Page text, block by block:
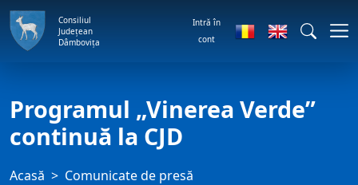
Consiliul
Județean
Dâmbovița
Intră în
cont
Programul „Vinerea Verde”
continuă la CJD
Acasă
Comunicate de presă